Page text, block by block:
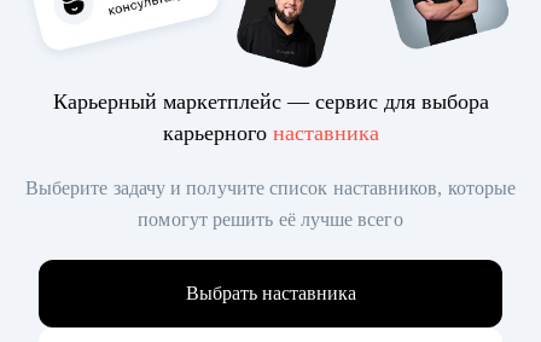
Карьерный маркетплейс — сервис для выбора
карьерного наставника
Выберите задачу и получите список наставников, которые
помогут решить её лучше всего
Выбрать наставника